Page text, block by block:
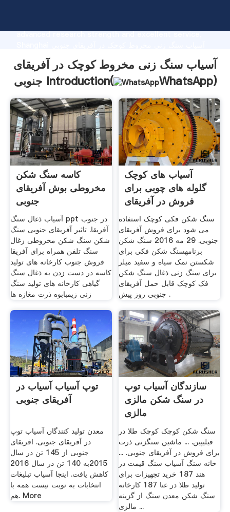
advanced research strength and excellent service,
supplier create the value and bring values to all of
customers.
آسیاب سنگ زنی مخروط کوچک در آفریقای
جنوبی Introduction(
WhatsApp)
کاسه سنگ شکن
مخروطی بوش آفریقای
جنوبی
آسیاب ذغال سنگ ppt در جنوب
آفریقا. تاثیر آفریقای جنوبی سنگ
شکن سنگ شکن مخروطی زغال
سنگ تلفن همراه برای آفریقا
فروش جنوب کارخانه های تولید
کاسه در دست زدن به ذغال سنگ
گیاهی کارخانه های تولید سنگ
زنی زیمبابوه ذرت مغازه ها
آسیاب های کوچک
گلوله های چوبی برای
فروش در آفریقای
جنوبی
سنگ شکن فکی کوچک استفاده
می شود برای فروش آفریقای
جنوبی. 29 مه 2016 سنگ شکن
برنامهسنگ شکن فکی برای
شکستن نمک سیاه و سفید میلر
برای سنگ زنی ذغال سنگ شکن
فک کوچک قابل حمل آفریقای
جنوبی روز پیش .
توپ آسیاب آسیاب در
آفریقای جنوبی
معدن تولید کنندگان آسیاب توپ
در آفریقای جنوبی. افریقای
جنوبی از 145 تن در سال
2015به 140 تن در سال 2016
کاهش یافت. اینجا آسیاب تبلیغات
انتخابات به نوبت نیست همه با
هم. More
سازندگان آسیاب توپ
در سنگ شکن مالزی
مالزی
Brownlenoxkkco Uk
سنگ شکن کوچک کوچک طلا در
فیلیپین. ... ماشین سنگزنی ذرت
برای فروش در آفریقای جنوبی. ...
خانه سنگ آسیاب سنگ قیمت در
هند 187 خرید تجهیزات برای
تولید طلا در غنا 187 کارخانه
سنگ شکن معدن سنگ از گزینه
مالزی ...